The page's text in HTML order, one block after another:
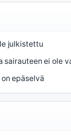
julkistettu
sairauteen ei ole
epäselvä